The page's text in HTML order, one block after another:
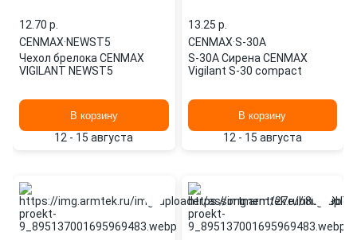
12.70 p.
CENMAX·NEWST5
Чехол брелока CENMAX
VIGILANT NEWST5
В корзину
12 - 15 августа
13.25 p.
CENMAX·S-30A
S-30A Сирена CENMAX
Vigilant S-30 compact
В корзину
12 - 15 августа